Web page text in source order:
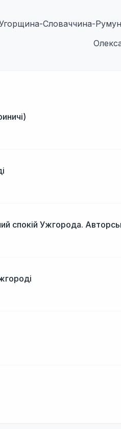
Словаччина-
спокій Ужгорода.